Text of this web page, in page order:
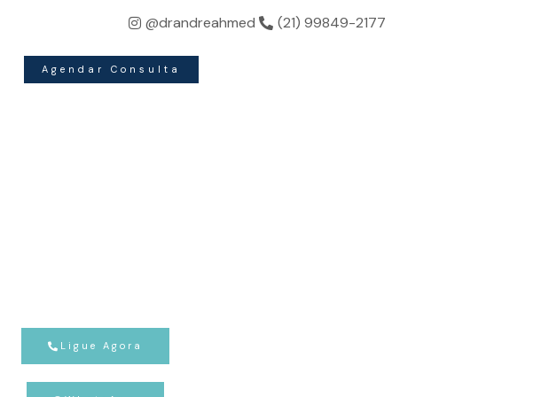
moldando sua beleza.
@drandreahmed (21) 99849-2177
Agendar Consulta
Ligue Agora